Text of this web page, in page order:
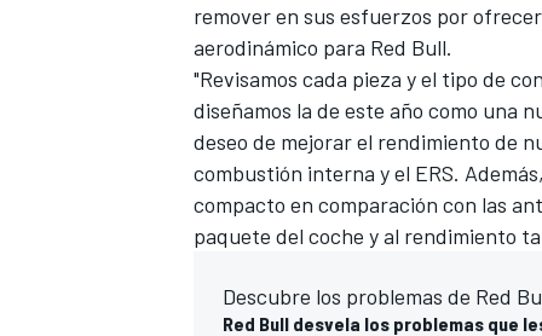
remover en sus esfuerzos por
aerodinámico para Red Bull.
"Revisamos cada pieza y el tipo de
diseñamos la de este año como una
deseo de mejorar el rendimiento de
combustión interna y el ERS.
compacto en comparación con las
paquete del coche y al rendimiento
Descubre los problemas de Red
Red Bull desvela los problemas que